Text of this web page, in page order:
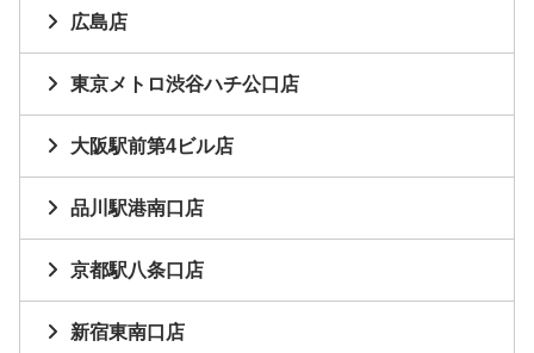
広島店
東京メトロ渋谷ハチ公口店
大阪駅前第4ビル店
品川駅港南口店
京都駅八条口店
新宿東南口店